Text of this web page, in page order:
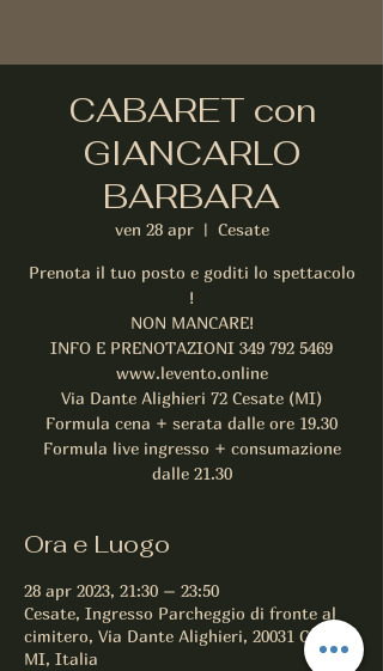
CABARET con
GIANCARLO
BARBARA
ven 28 apr
  |
Cesate
Prenota il tuo posto e goditi lo spettacolo
!
NON MANCARE!
INFO E PRENOTAZIONI 349 792 5469
www.levento.online
Via Dante Alighieri 72 Cesate (MI)
Formula cena + serata dalle ore 19.30
Formula live ingresso + consumazione
dalle 21.30
Ora e Luogo
28 apr 2023, 21:30 – 23:50
Cesate, Ingresso Parcheggio di fronte al
cimitero, Via Dante Alighieri, 20031 Cesate
MI, Italia